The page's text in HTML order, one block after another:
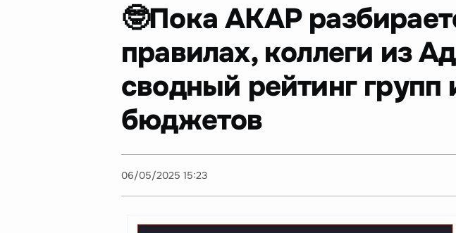
🤓Пока АКАР
правилах, коллеги из
сводный рейтинг групп
бюджетов
06/05/2025 15:23